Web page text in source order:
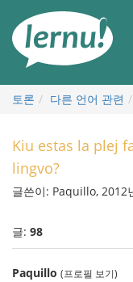
토론 다른 언어 관련
Kiu estas la plej
lingvo?
글쓴이: Paquillo, 2012
글: 98
Paquillo (프로필 보기)